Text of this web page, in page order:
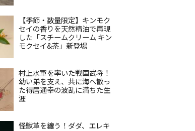
【季節・数量限定】キンモク
セイの香りを天然精油で再現
した「スチームクリーム キン
モクセイ&茶」新登場
村上水軍を率いた戦国武将！
幼い弟を支え、共に海へ散っ
た得居通幸の波乱に満ちた生
涯
怪獣革を纏う！ダダ、エレキ